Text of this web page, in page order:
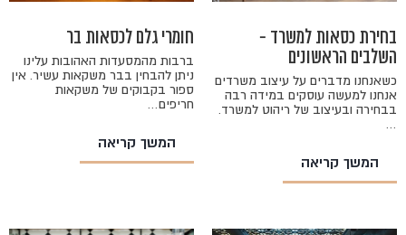
בחירת כסאות למשרד -
השלבים הראשונים
כשאנחנו מדברים על עיצוב משרדים
אנחנו למעשה עוסקים במידה רבה
בבחירה ובעיצוב של ריהוט למשרד.
המשך קריאה
חומרי גלם לכסאות בר
ברבות מהמסעדות האהובות עלינו
ניתן להבחין בבר משקאות עשיר. אין
ספור בקבוקים של משקאות
חריפים…
המשך קריאה